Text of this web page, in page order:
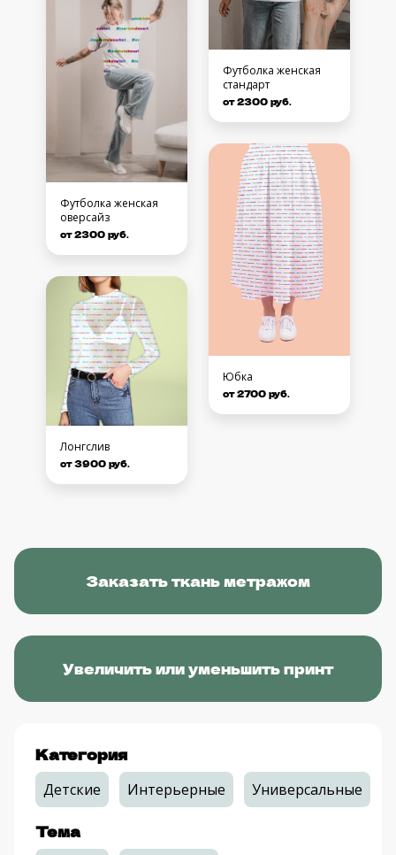
Футболка женская
оверсайз
от 2300 руб.
Лонгслив
от 3900 руб.
Футболка женская
стандарт
от 2300 руб.
Юбка
от 2700 руб.
Заказать ткань метражом
Увеличить или уменьшить принт
Категория
Детские Интерьерные Универсальные
Тема